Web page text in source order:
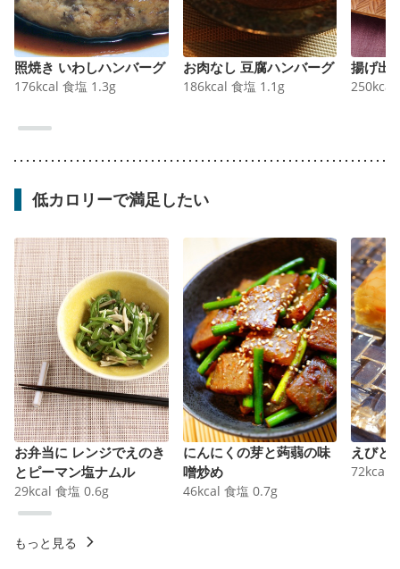
照焼き いわしハンバーグ
176kcal 食塩 1.3g
お肉なし 豆腐ハンバーグ
186kcal 食塩 1.1 g
揚げ出
250kcal
低カロリーで満足したい
お弁当に レンジでえのき
とピーマン塩ナムル
29kcal 食塩 0.6g
にんにくの芽と蒟蒻の味
噌炒め
46kcal 食塩 0.7g
えびと
72kcal
もっと見る